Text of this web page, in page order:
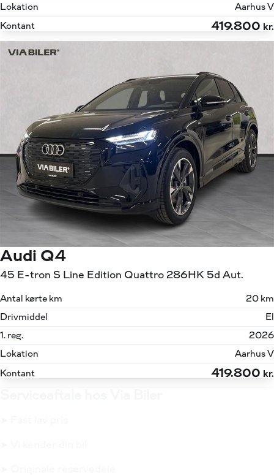
Lokation
Aarhus V
Kontant
419.800 kr.
Audi Q4
45 E-tron S Line Edition Quattro 286HK 5d Aut.
Antal kørte km
20 km
Drivmiddel
El
1. reg.
2026
Lokation
Aarhus V
Kontant
419.800 kr.